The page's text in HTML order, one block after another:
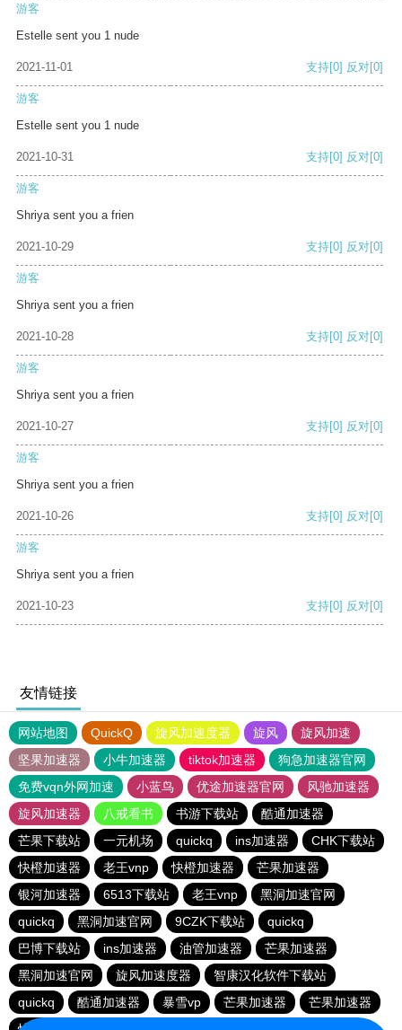
游客
Estelle sent you 1 nude
2021-11-01 支持[0] 反对[0]
游客
Estelle sent you 1 nude
2021-10-31 支持[0] 反对[0]
游客
Shriya sent you a frien
2021-10-29 支持[0] 反对[0]
游客
Shriya sent you a frien
2021-10-28 支持[0] 反对[0]
游客
Shriya sent you a frien
2021-10-27 支持[0] 反对[0]
游客
Shriya sent you a frien
2021-10-26 支持[0] 反对[0]
游客
Shriya sent you a frien
2021-10-23 支持[0] 反对[0]
友情链接
网站地图 QuickQ 旋风加速度器 旋风
旋风加速
坚果加速器
小牛加速器 tiktok加速器
狗急加速器官网
免费vqn外网加速
小蓝鸟 优途加速器官网
风驰加速器
旋风加速器
八戒看书 书游下载站
酷通加速器
芒果下载站
一元机场 quickq ins加速器
CHK下载站
快橙加速器
老王vnp 快橙加速器
芒果加速器
银河加速器
6513下载站 老王vnp
黑洞加速官网
quickq
黑洞加速官网 9CZK下载站
quickq
巴博下载站
ins加速器 油管加速器
芒果加速器
黑洞加速官网
旋风加速度器
智康汉化软件下载站
quickq
酷通加速器 暴雪vp 芒果加速器
芒果加速器